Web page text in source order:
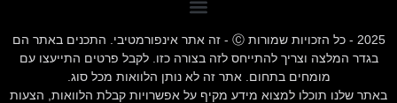
2025 - כל הזכויות שמורות Ⓒ - זה אתר אינפורמטיבי. התכנים באתר הם
בגדר המלצה וצריך להתייחס לזה בצורה כזו. לקבל פרטים התייעצו עם
מומחים בתחום. אתר זה לא נותן הלוואות מכל סוג.
באתר שלנו תוכלו למצוא מידע מקיף על אפשרויות קבלת הלוואות, הצעות